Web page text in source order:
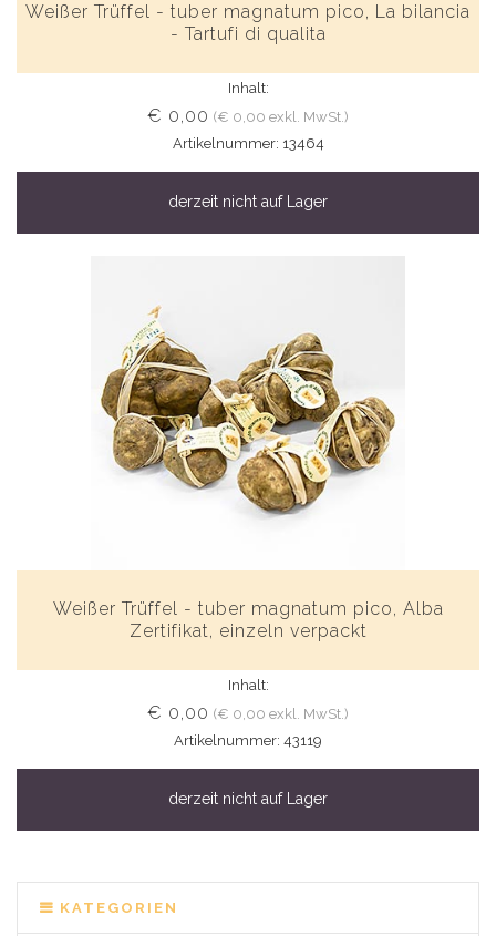
Weißer Trüffel - tuber magnatum pico, La bilancia
- Tartufi di qualita
Inhalt:
€ 0,00 (€ 0,00 exkl. MwSt.)
Artikelnummer: 13464
derzeit nicht auf Lager
Weißer Trüffel - tuber magnatum pico, Alba
Zertifikat, einzeln verpackt
Inhalt:
€ 0,00 (€ 0,00 exkl. MwSt.)
Artikelnummer: 43119
derzeit nicht auf Lager
KATEGORIEN